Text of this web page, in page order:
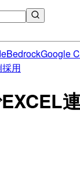
BedrockGoogle
採用